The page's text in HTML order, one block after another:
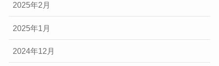
2025年2月
2025年1月
2024年12月